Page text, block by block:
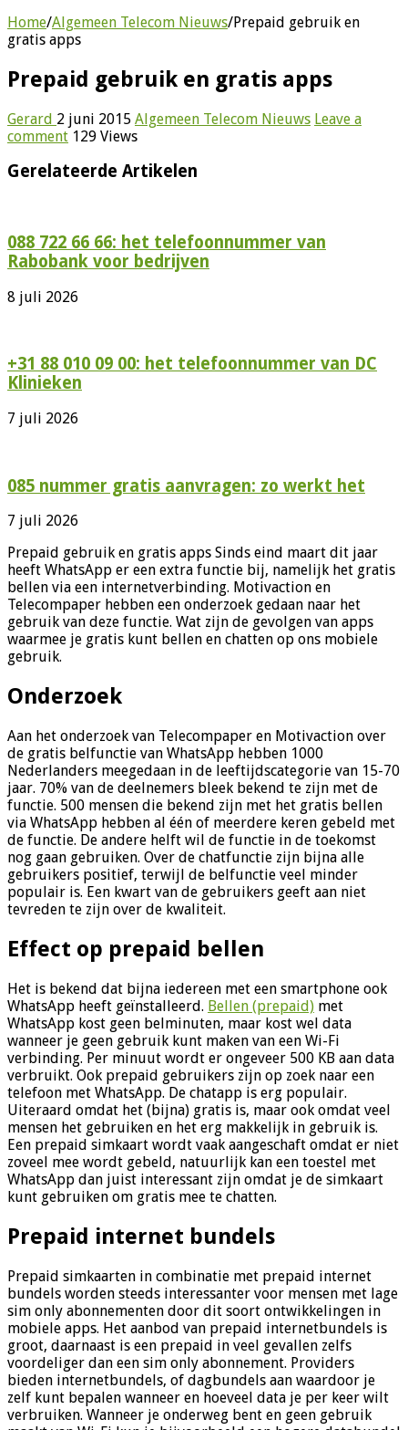
Home/Algemeen Telecom Nieuws/Prepaid gebruik en
gratis apps
Prepaid gebruik en gratis apps
Gerard 2 juni 2015 Algemeen Telecom Nieuws Leave a
comment 129 Views
Gerelateerde Artikelen
088 722 66 66: het telefoonnummer van
Rabobank voor bedrijven
8 juli 2026
+31 88 010 09 00: het telefoonnummer van DC
Klinieken
7 juli 2026
085 nummer gratis aanvragen: zo werkt het
7 juli 2026
Prepaid gebruik en gratis apps Sinds eind maart dit jaar
heeft WhatsApp er een extra functie bij, namelijk het gratis
bellen via een internetverbinding. Motivaction en
Telecompaper hebben een onderzoek gedaan naar het
gebruik van deze functie. Wat zijn de gevolgen van apps
waarmee je gratis kunt bellen en chatten op ons mobiele
gebruik.
Onderzoek
Aan het onderzoek van Telecompaper en Motivaction over
de gratis belfunctie van WhatsApp hebben 1000
Nederlanders meegedaan in de leeftijdscategorie van 15-70
jaar. 70% van de deelnemers bleek bekend te zijn met de
functie. 500 mensen die bekend zijn met het gratis bellen
via WhatsApp hebben al één of meerdere keren gebeld met
de functie. De andere helft wil de functie in de toekomst
nog gaan gebruiken. Over de chatfunctie zijn bijna alle
gebruikers positief, terwijl de belfunctie veel minder
populair is. Een kwart van de gebruikers geeft aan niet
tevreden te zijn over de kwaliteit.
Effect op prepaid bellen
Het is bekend dat bijna iedereen met een smartphone ook
WhatsApp heeft geïnstalleerd. Bellen (prepaid) met
WhatsApp kost geen belminuten, maar kost wel data
wanneer je geen gebruik kunt maken van een Wi-Fi
verbinding. Per minuut wordt er ongeveer 500 KB aan data
verbruikt. Ook prepaid gebruikers zijn op zoek naar een
telefoon met WhatsApp. De chatapp is erg populair.
Uiteraard omdat het (bijna) gratis is, maar ook omdat veel
mensen het gebruiken en het erg makkelijk in gebruik is.
Een prepaid simkaart wordt vaak aangeschaft omdat er niet
zoveel mee wordt gebeld, natuurlijk kan een toestel met
WhatsApp dan juist interessant zijn omdat je de simkaart
kunt gebruiken om gratis mee te chatten.
Prepaid internet bundels
Prepaid simkaarten in combinatie met prepaid internet
bundels worden steeds interessanter voor mensen met lage
sim only abonnementen door dit soort ontwikkelingen in
mobiele apps. Het aanbod van prepaid internetbundels is
groot, daarnaast is een prepaid in veel gevallen zelfs
voordeliger dan een sim only abonnement. Providers
bieden internetbundels, of dagbundels aan waardoor je
zelf kunt bepalen wanneer en hoeveel data je per keer wilt
verbruiken. Wanneer je onderweg bent en geen gebruik